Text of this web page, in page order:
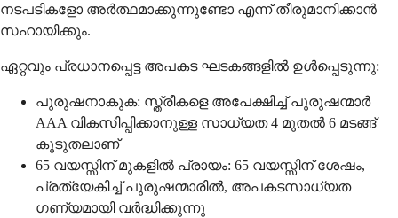
നടപടികളോ അർത്ഥമാക്കുന്നുണ്ടോ എന്ന് തീരുമാനിക്കാൻ
സഹായിക്കും.
ഏറ്റവും പ്രധാനപ്പെട്ട അപകട ഘടകങ്ങളിൽ ഉൾപ്പെടുന്നു:
പുരുഷനാകുക: സ്ത്രീകളെ അപേക്ഷിച്ച് പുരുഷന്മാർ
AAA വികസിപ്പിക്കാനുള്ള സാധ്യത 4 മുതൽ 6 മടങ്ങ്
കൂടുതലാണ്
65 വയസ്സിന് മുകളിൽ പ്രായം: 65 വയസ്സിന് ശേഷം,
പ്രത്യേകിച്ച് പുരുഷന്മാരിൽ, അപകടസാധ്യത
ഗണ്യമായി വർദ്ധിക്കുന്നു